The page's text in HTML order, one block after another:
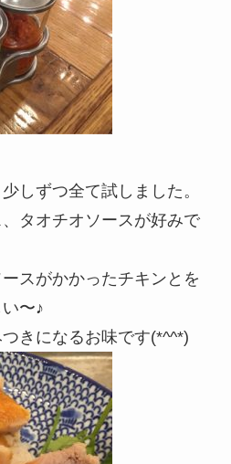
しずつ全て試しました。
タオチオソースが好みで
スがかかったチキンとを
〜♪
きになるお味です(*^^*)